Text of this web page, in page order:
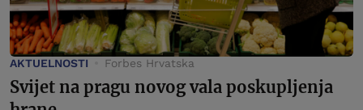
AKTUELNOSTI Forbes Hrvatska
Svijet na pragu novog vala poskupljenja